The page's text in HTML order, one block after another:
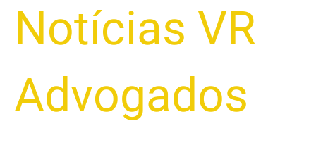
Notícias VR
Advogados